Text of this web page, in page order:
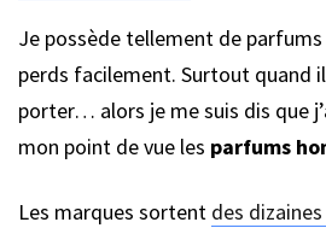
Je possède tellement de
perds facilement. Surtout quand
porter… alors je me suis dis que
mon point de vue les parfums
Les marques sortent des